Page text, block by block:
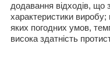
додавання відходів, що
характеристики виробу;
яких погодних умов,
висока здатність